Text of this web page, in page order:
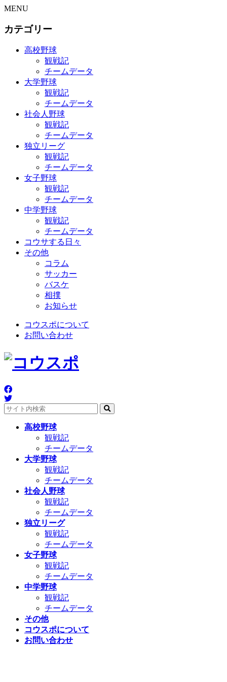
MENU
カテゴリー
高校野球
観戦記
チームデータ
大学野球
観戦記
チームデータ
社会人野球
観戦記
チームデータ
独立リーグ
観戦記
チームデータ
女子野球
観戦記
チームデータ
中学野球
観戦記
チームデータ
コウサする日々
その他
コラム
サッカー
バスケ
相撲
お知らせ
コウスポについて
お問い合わせ
高校野球
観戦記
チームデータ
大学野球
観戦記
チームデータ
社会人野球
観戦記
チームデータ
独立リーグ
観戦記
チームデータ
女子野球
観戦記
チームデータ
中学野球
観戦記
チームデータ
その他
コウスポについて
お問い合わせ